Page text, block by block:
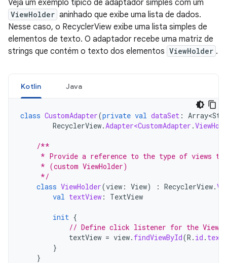
Veja um exemplo típico de adaptador simples com um
ViewHolder aninhado que exibe uma lista de dados.
Nesse caso, o RecyclerView exibe uma lista simples de
elementos de texto. O adaptador recebe uma matriz de
strings que contém o texto dos elementos ViewHolder .
Kotlin Java
class CustomAdapter(private val dataSet :
RecyclerView.Adapter<CustomAdapter .
/**
* Provide a reference to the type of views
     * (custom ViewHolder)
     */
class ViewHolder(view : View) : RecyclerView.
val textView : TextView
init {
// Define click listener for the
textView = view. findViewById(R . id .
}
}